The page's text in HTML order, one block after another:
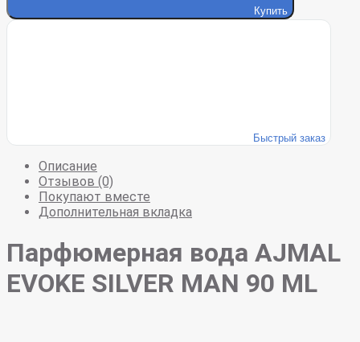
Купить
Быстрый заказ
Описание
Отзывов (0)
Покупают вместе
Дополнительная вкладка
Парфюмерная вода AJMAL
EVOKE SILVER MAN 90 ML